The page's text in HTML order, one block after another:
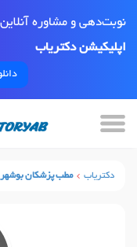
نوبت‌دهی و مشاوره
اپلیکیشن دکتریاب
دکتریاب مطب پزشکان بوشهر